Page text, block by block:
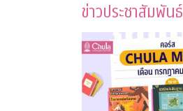
ข่าวประชาสัมพันธ์